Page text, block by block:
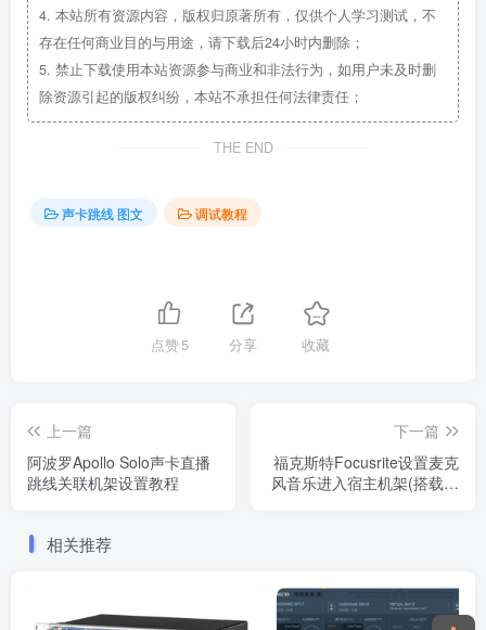
4. 本站所有资源内容，版权归原著所有，仅供个人学习测试，不
存在任何商业目的与用途，请下载后24小时内删除；
5. 禁止下载使用本站资源参与商业和非法行为，如用户未及时删
除资源引起的版权纠纷，本站不承担任何法律责任；
THE END
声卡跳线 图文 调试教程
点赞5 分享 收藏
上一篇
阿波罗Apollo Solo声卡直播
跳线关联机架设置教程
下一篇
福克斯特Focusrite设置麦克
风音乐进入宿主机架(搭载现
相关推荐